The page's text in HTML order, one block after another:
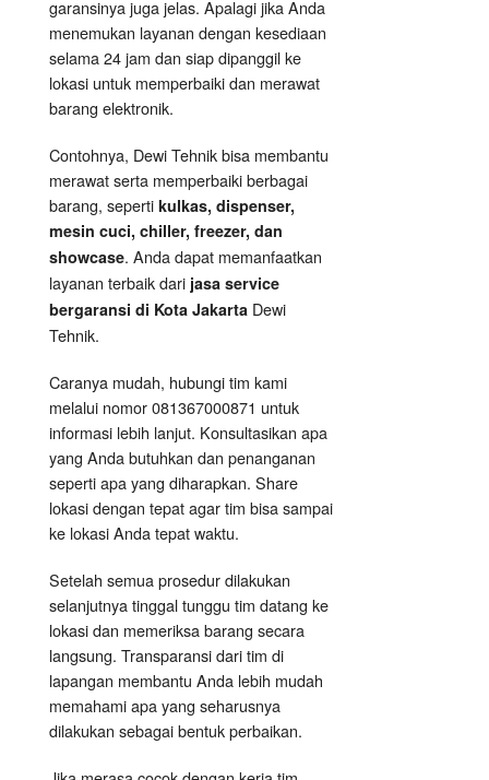
garansinya juga jelas. Apalagi jika Anda
menemukan layanan dengan kesediaan
selama 24 jam dan siap dipanggil ke
lokasi untuk memperbaiki dan merawat
barang elektronik.
Contohnya, Dewi Tehnik bisa membantu
merawat serta memperbaiki berbagai
barang, seperti kulkas, dispenser,
mesin cuci, chiller, freezer, dan
showcase. Anda dapat memanfaatkan
layanan terbaik dari jasa service
bergaransi di Kota Jakarta Dewi
Tehnik.
Caranya mudah, hubungi tim kami
melalui nomor 081367000871 untuk
informasi lebih lanjut. Konsultasikan apa
yang Anda butuhkan dan penanganan
seperti apa yang diharapkan. Share
lokasi dengan tepat agar tim bisa sampai
ke lokasi Anda tepat waktu.
Setelah semua prosedur dilakukan
selanjutnya tinggal tunggu tim datang ke
lokasi dan memeriksa barang secara
langsung. Transparansi dari tim di
lapangan membantu Anda lebih mudah
memahami apa yang seharusnya
dilakukan sebagai bentuk perbaikan.